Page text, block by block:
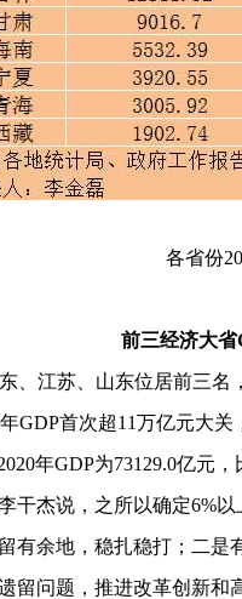
各省份
前三经济大
、江苏、山东位居前三名
GDP首次超11万亿元大
年GDP为73129.0亿元，
干杰说，之所以确定6%
有余地，稳扎稳打；二
留问题，推进改革创新